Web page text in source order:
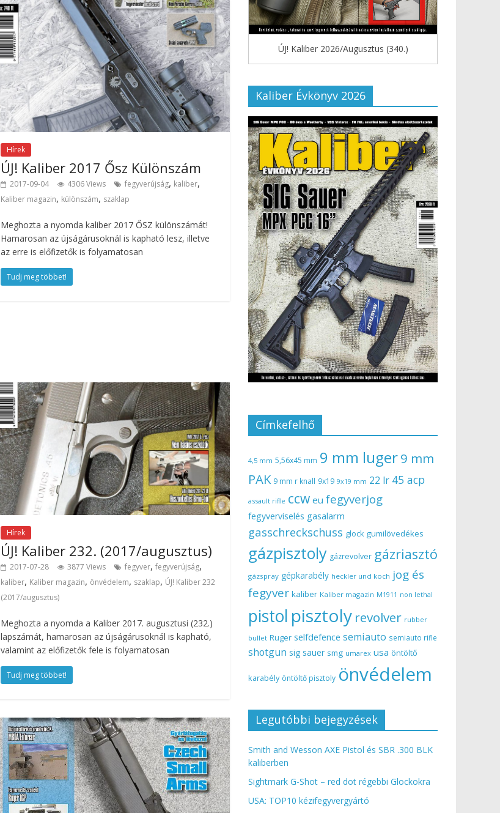
Hírek
ÚJ! Kaliber 2017 Ősz Különszám
2017-09-04 4306 Views fegyverújság, kaliber,
Kaliber magazin, különszám, szaklap
Meghozta a nyomda kaliber 2017 ŐSZ különszámát!
Hamarosan az újságárusoknál is kapható lesz, illetve
az erre is előfizetők is folyamatosan
Tudj meg többet!
Hírek
ÚJ! Kaliber 232. (2017/augusztus)
2017-07-28 3877 Views fegyver,fegyverújság,
kaliber, Kaliber magazin, önvédelem, szaklap, ÚJ! Kaliber 232
(2017/augusztus)
Meghozta a nyomda a Kaliber 2017. augusztusi (232.)
lapszámát, hamarosan az újságárusoknál is kapható,
valamint az előfizetők fele is folyamatosan
Tudj meg többet!
ÚJ! Kaliber 2026/Augusztus (340.)
Kaliber Évkönyv 2026
Címkefelhő
4,5 mm 5,56x45 mm 9 mm luger9 mm
PAK 9 mm r knall 9x19 9x19 mm 22 lr 45 acp
assault rifle ccw eu fegyverjog
fegyverviselés gasalarm
gasschreckschuss glock gumilövedékes
gázpisztoly gázrevolver gázriasztó
gázspray gépkarabély heckler und koch jog és
fegyver kaliber Kaliber magazin M1911 non lethal
pistol pisztoly revolver rubber
bullet Ruger selfdefence semiauto semiauto rifle
shotgun sig sauer smg umarex usa öntöltő
karabély öntöltő pisztoly önvédelem
Legutóbbi bejegyzések
Smith and Wesson AXE Pistol és SBR .300 BLK
kaliberben
Sightmark G-Shot – red dot régebbi Glockokra
USA: TOP10 kézifegyvergyártó